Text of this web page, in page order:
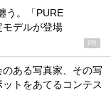
う。「PURE
モデルが登場
PR
ある写真家、その写
トをあてるコンテス